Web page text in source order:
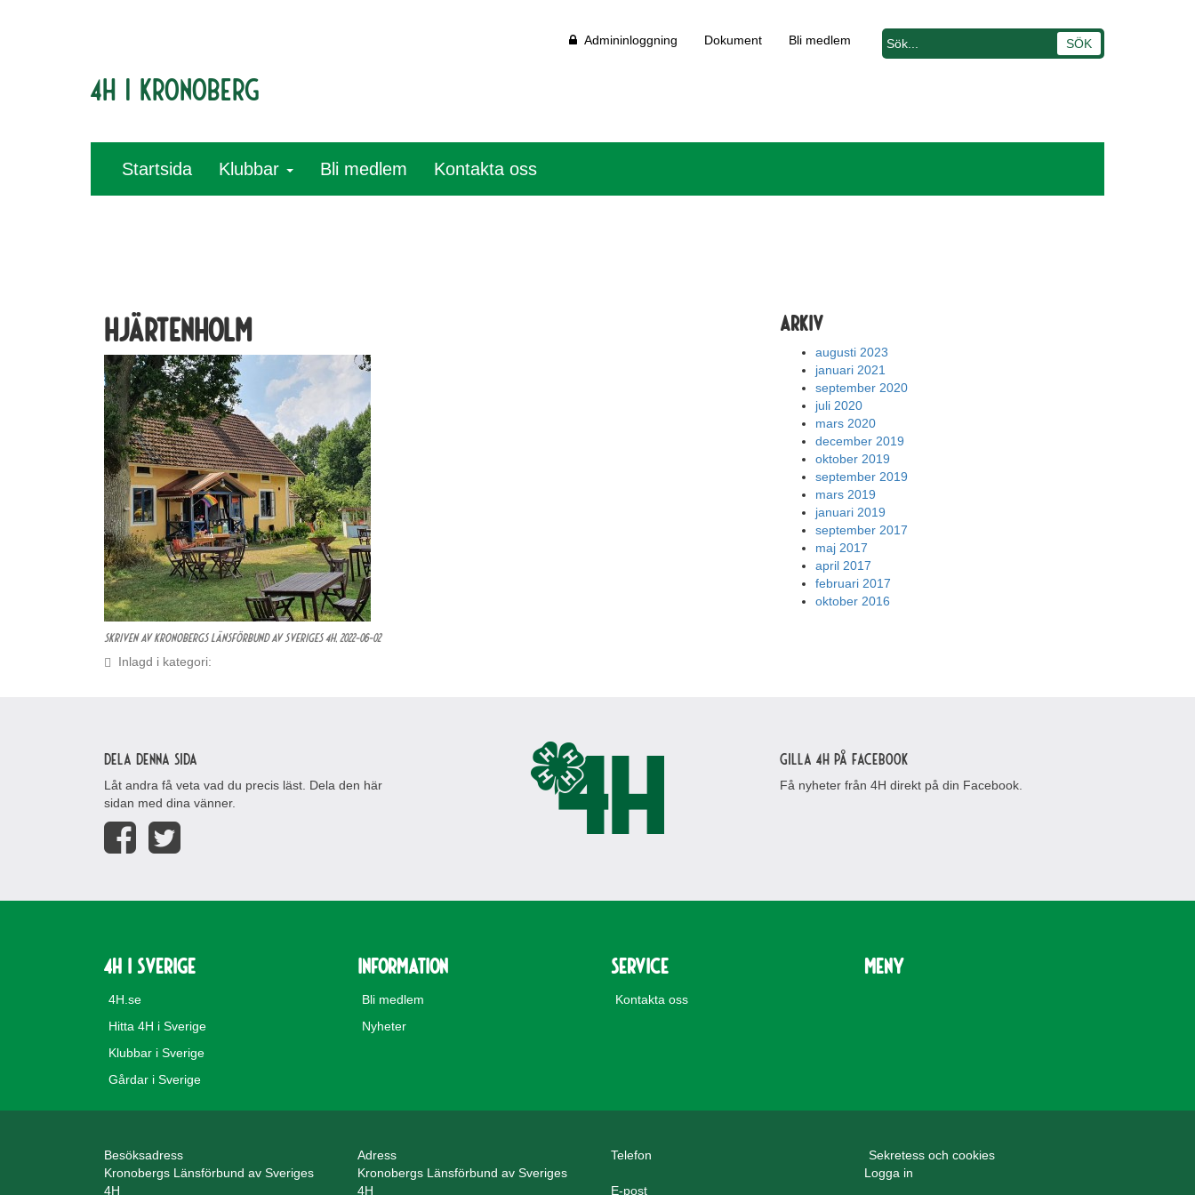
4H i Kronoberg
Admininloggning Dokument Bli medlem
Startsida Klubbar Bli medlem Kontakta oss
hjärtenholm
Skriven av Kronobergs Länsförbund av Sveriges 4H,2022-06-02
Inlagd i kategori:
Arkiv
augusti 2023
januari 2021
september 2020
juli 2020
mars 2020
december 2019
oktober 2019
september 2019
mars 2019
januari 2019
september 2017
maj 2017
april 2017
februari 2017
oktober 2016
Dela denna sida
Låt andra få veta vad du precis läst. Dela den här
sidan med dina vänner.
Gilla 4H på Facebook
Få nyheter från 4H direkt på din Facebook.
4H i Sverige
4H.se
Hitta 4H i Sverige
Klubbar i Sverige
Gårdar i Sverige
Information
Bli medlem
Nyheter
Service
Kontakta oss
Meny
Besöksadress
Kronobergs Länsförbund av Sveriges
4H
Adress
Kronobergs Länsförbund av Sveriges
4H
Telefon
E-post
Sekretess och cookies
Logga in